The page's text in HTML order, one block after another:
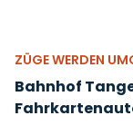
ZÜGE WERDEN
Bahnhof